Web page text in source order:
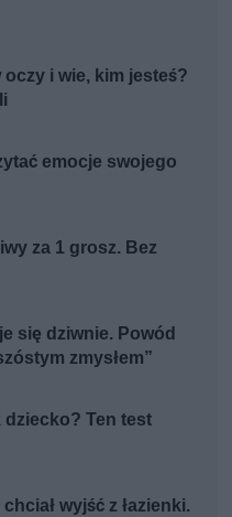
i wie, kim jesteś?
emocje swojego
za 1 grosz. Bez
się dziwnie. Powód
zmysłem”
dziecko? Ten test
wyjść z łazienki.